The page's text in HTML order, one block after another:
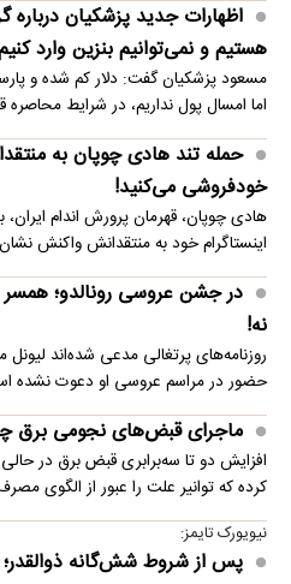
اظهارات جدید پزشکیان
هستیم و نمی‌توانیم بنزین وارد
اما امسال پول نداریم، در شرایط محاصره
حمله تند هادی چوپان به
خودفروشی می‌کنید!
هادی چوپان، قهرمان پرورش اندام ایران،
اینستاگرام خود به منتقدانش واکنش نشان
در جشن عروسی رونالدو؛
نه!
روزنامه‌های پرتغالی مدعی شده‌اند
حضور در مراسم عروسی او دعوت نشده
ماجرای قبض‌های نجومی برق
افزایش دو تا سه‌برابری قبض برق در
کرده که توانیر علت را عبور از الگوی
نیویورک تایمز:
پس از شروط شش‌گانه ذوالقدر؛